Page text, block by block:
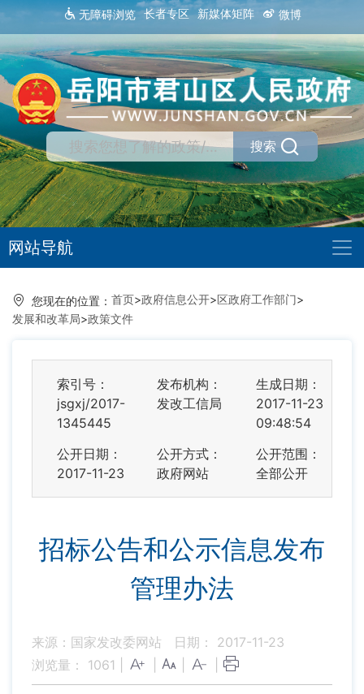
无障碍浏览 长者专区 新媒体矩阵 微博
搜索
网站导航
您现在的位置： 首页>政府信息公开>区政府工作部门>
发展和改革局>政策文件
索引号：
jsgxj/2017-
1345445
发布机构：
发改工信局
生成日期：
2017-11-23
09:48:54
公开日期：
2017-11-23
公开方式：
政府网站
公开范围：
全部公开
招标公告和公示信息发布
管理办法
来源：国家发改委网站
日期： 2017-11-23
浏览量： 1061